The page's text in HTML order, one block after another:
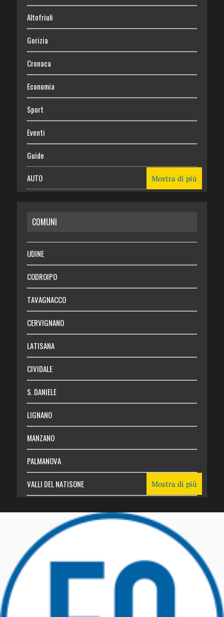
Altofriuli
Gorizia
Cronaca
Economia
Sport
Eventi
Guide
AUTO
RISPARMIO
SALUTE
Necrologie
Chi siamo
Abbonati
Login
Mostra di più
COMUNI
UDINE
CODROIPO
TAVAGNACCO
CERVIGNANO
LATISANA
CIVIDALE
S. DANIELE
LIGNANO
MANZANO
PALMANOVA
VALLI DEL NATISONE
TRICESIMO
TARCENTO
GEMONA DEL FRIULI
Mostra di più